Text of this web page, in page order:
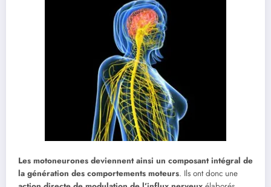
Les motoneurones deviennent ainsi un composant intégral de
la génération des comportements moteurs. Ils ont donc une